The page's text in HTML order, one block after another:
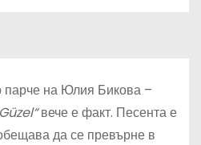
парче на Юлия Бикова –
вече е факт. Песента е
да се превърне в